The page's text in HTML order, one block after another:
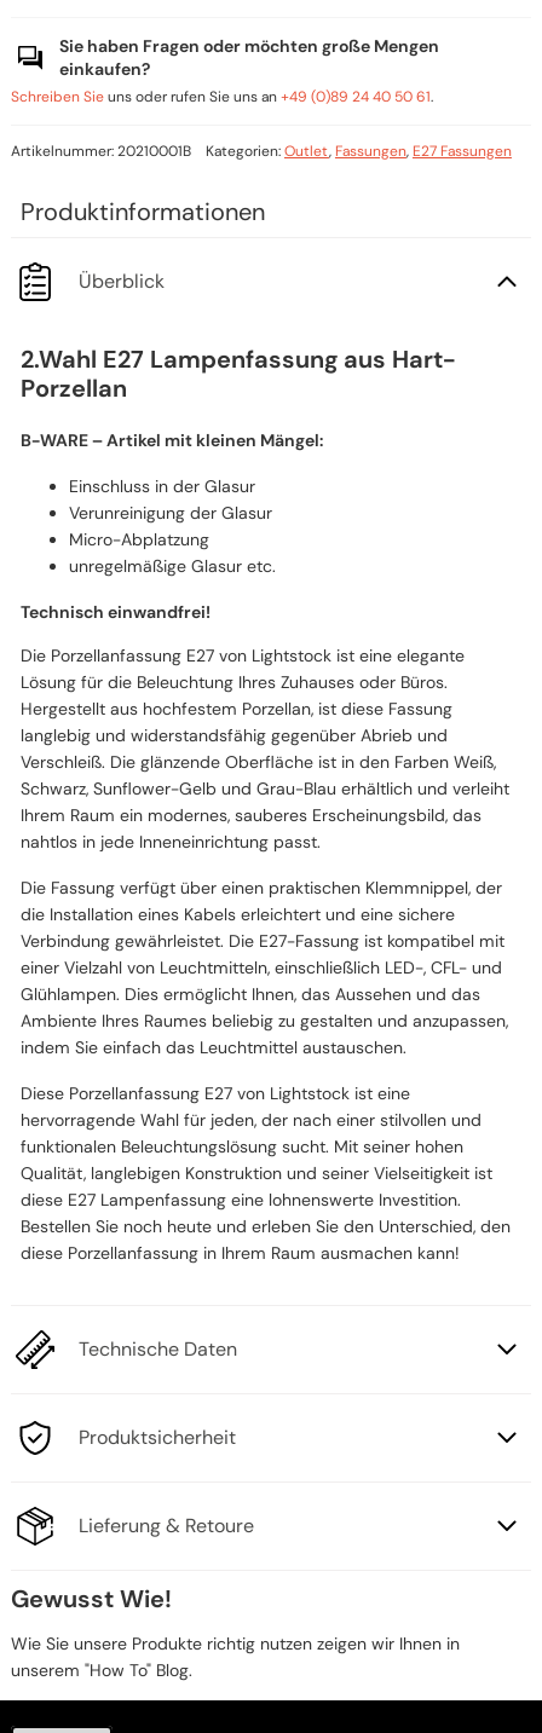
Sie haben Fragen oder möchten große Mengen
einkaufen?
Schreiben Sieuns oder rufen Sie uns an+49 (0)89 24 40 50 61.
Artikelnummer:20210001B Kategorien:Outlet, Fassungen, E27 Fassungen
Überblick
2.Wahl E27 Lampenfassung aus Hart-
Porzellan
B-WARE – Artikel mit kleinen Mängel:
Einschluss in der Glasur
Verunreinigung der Glasur
Micro-Abplatzung
unregelmäßige Glasur etc.
Technisch einwandfrei!
Die Porzellanfassung E27 von Lightstock ist eine elegante
Lösung für die Beleuchtung Ihres Zuhauses oder Büros.
Hergestellt aus hochfestem Porzellan, ist diese Fassung
langlebig und widerstandsfähig gegenüber Abrieb und
Verschleiß. Die glänzende Oberfläche ist in den Farben Weiß,
Schwarz, Sunflower-Gelb und Grau-Blau erhältlich und verleiht
Ihrem Raum ein modernes, sauberes Erscheinungsbild, das
nahtlos in jede Inneneinrichtung passt.
Die Fassung verfügt über einen praktischen Klemmnippel, der
die Installation eines Kabels erleichtert und eine sichere
Verbindung gewährleistet. Die E27-Fassung ist kompatibel mit
einer Vielzahl von Leuchtmitteln, einschließlich LED-, CFL- und
Glühlampen. Dies ermöglicht Ihnen, das Aussehen und das
Ambiente Ihres Raumes beliebig zu gestalten und anzupassen,
indem Sie einfach das Leuchtmittel austauschen.
Diese Porzellanfassung E27 von Lightstock ist eine
hervorragende Wahl für jeden, der nach einer stilvollen und
funktionalen Beleuchtungslösung sucht. Mit seiner hohen
Qualität, langlebigen Konstruktion und seiner Vielseitigkeit ist
diese E27 Lampenfassung eine lohnenswerte Investition.
Bestellen Sie noch heute und erleben Sie den Unterschied, den
diese Porzellanfassung in Ihrem Raum ausmachen kann!
Technische Daten
Produktsicherheit
Lieferung & Retoure
Gewusst Wie!
Wie Sie unsere Produkte richtig nutzen zeigen wir Ihnen in
unserem "How To" Blog.